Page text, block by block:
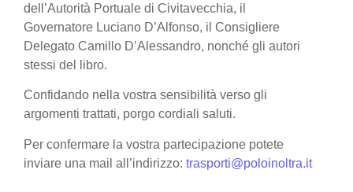
dell’Autorità Portuale di Civitavecchia, il
Governatore Luciano D’Alfonso, il Consigliere
Delegato Camillo D’Alessandro, nonché gli autori
stessi del libro.
Confidando nella vostra sensibilità verso gli
argomenti trattati, porgo cordiali saluti.
Per confermare la vostra partecipazione potete
inviare una mail all’indirizzo: trasporti@poloinoltra.it